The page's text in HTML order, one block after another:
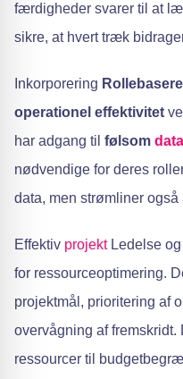
færdigheder svarer til at
sikre, at hvert træk
Inkorporering
operationel effektivitet
har adgang til følsom data
nødvendige for deres
data, men strømliner
Effektiv projektLedelse og
for ressourceoptimering.
projektmål, prioritering af
overvågning af
ressourcer til